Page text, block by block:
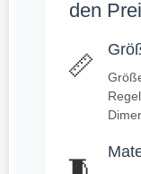
den
📏
🧵